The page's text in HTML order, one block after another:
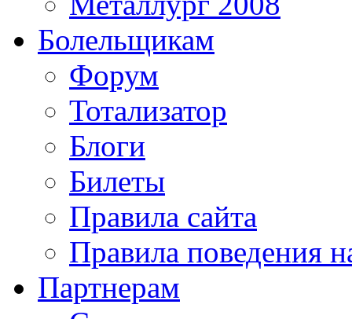
Болельщикам
Форум
Тотализатор
Блоги
Билеты
Правила сайта
Правила поведения
Партнерам